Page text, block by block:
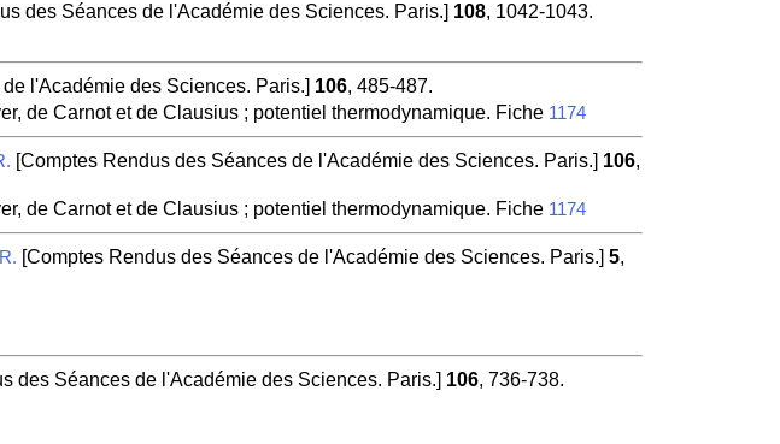
des Séances de l'Académie des Sciences. Paris.] 108, 1042-1043.
l'Académie des Sciences. Paris.] 106, 485-487.
de Carnot et de Clausius ; potentiel thermodynamique. Fiche 1174
[Comptes Rendus des Séances de l'Académie des Sciences. Paris.] 106,
de Carnot et de Clausius ; potentiel thermodynamique. Fiche 1174
[Comptes Rendus des Séances de l'Académie des Sciences. Paris.] 5,
des Séances de l'Académie des Sciences. Paris.] 106, 736-738.